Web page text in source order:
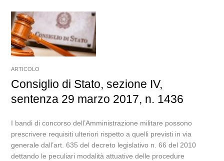
ARTICOLO
Consiglio di Stato, sezione IV,
sentenza 29 marzo 2017, n. 1436
I bandi di concorso dell’Amministrazione militare possono
prescrivere requisiti ulteriori rispetto a quelli previsti in via
generale dall’art. 635 del decreto legislativo n. 66 del 2010
dettando le peculiari modalità attuative delle procedure